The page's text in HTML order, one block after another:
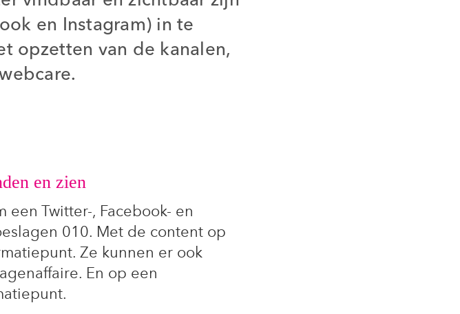
en Instagram) in te
opzetten van de kanalen,
en zien
Twitter-, Facebook- en
010. Met de content op
Ze kunnen er ook
En op een